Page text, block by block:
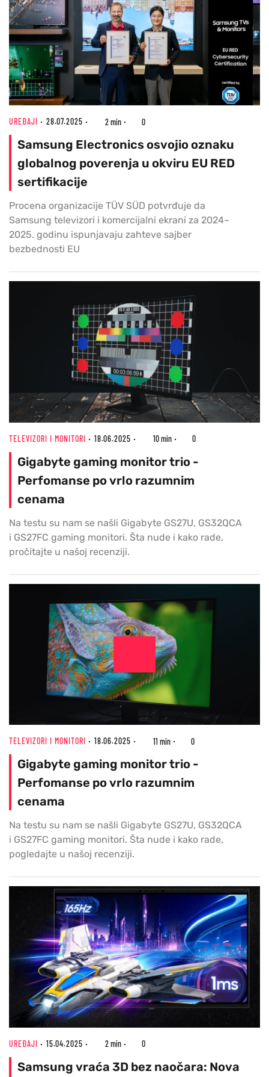
UREĐAJI 28.07.2025 2 min 0
Samsung Electronics osvojio oznaku
globalnog poverenja u okviru EU RED
sertifikacije
Procena organizacije TÜV SÜD potvrđuje da
Samsung televizori i komercijalni ekrani za 2024–
2025. godinu ispunjavaju zahteve sajber
bezbednosti EU
TELEVIZORI I MONITORI 18.06.2025 10 min 0
Gigabyte gaming monitor trio -
Perfomanse po vrlo razumnim
cenama
Na testu su nam se našli Gigabyte GS27U, GS32QCA
i GS27FC gaming monitori. Šta nude i kako rade,
pročitajte u našoj recenziji.
TELEVIZORI I MONITORI 18.06.2025 11 min 0
Gigabyte gaming monitor trio -
Perfomanse po vrlo razumnim
cenama
Na testu su nam se našli Gigabyte GS27U, GS32QCA
i GS27FC gaming monitori. Šta nude i kako rade,
pogledajte u našoj recenziji.
UREĐAJI 15.04.2025 2 min 0
Samsung vraća 3D bez naočara: Nova